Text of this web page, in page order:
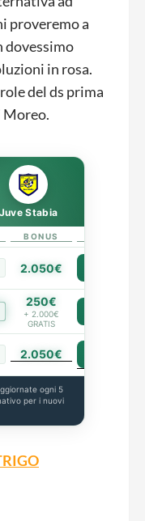
proveremo a
dovessimo
in rosa.
del ds prima
Moreo.
Juve Stabia
BONUS
2.050€
250€
+ 2.000€
GRATIS
2.050€
ogni 5
per i nuovi